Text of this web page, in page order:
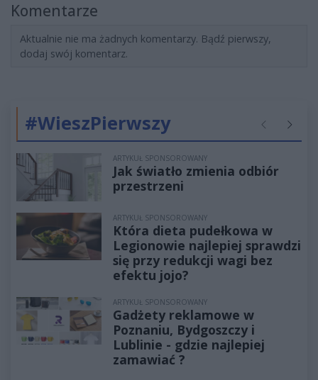
Komentarze
Aktualnie nie ma żadnych komentarzy. Bądź pierwszy,
dodaj swój komentarz.
#WieszPierwszy Poprzednie
ARTYKUŁ SPONSOROWANY
Jak światło zmienia odbiór
przestrzeni
ARTYKUŁ SPONSOROWANY
Która dieta pudełkowa w
Legionowie najlepiej sprawdzi
się przy redukcji wagi bez
efektu jojo?
ARTYKUŁ SPONSOROWANY
Gadżety reklamowe w
Poznaniu, Bydgoszczy i
Lublinie - gdzie najlepiej
zamawiać ?